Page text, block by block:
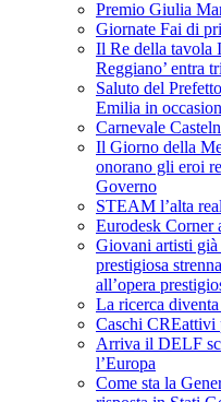
Premio Giulia
Giornate Fai di
Il Re della tavola
Reggiano’ entra
Saluto del
Emilia in
Carnevale
Il Giorno della
onorano gli eroi
Governo
STEAM l’alta
Eurodesk Corner
Giovani artisti
prestigiosa
all’opera
La ricerca
Caschi CREattivi
Arriva il DELF
l’Europa
Come sta la